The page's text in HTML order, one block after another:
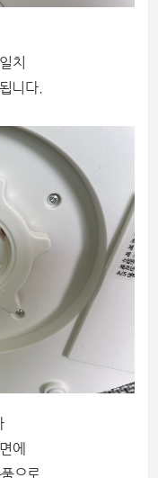
치
니다.
에
으로